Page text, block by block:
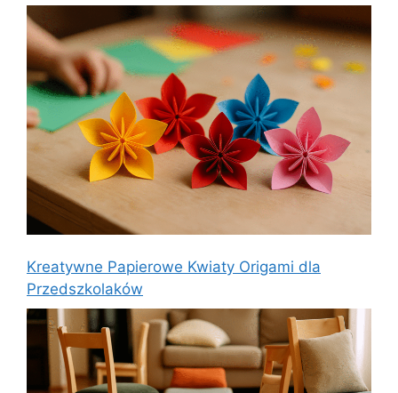
Kreatywne Papierowe Kwiaty Origami dla
Przedszkolaków